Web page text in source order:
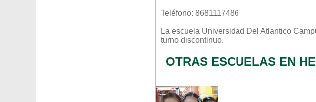
Teléfono: 8681117486
La escuela Universidad Del Atlantico
turno discontinuo.
OTRAS ESCUELAS EN